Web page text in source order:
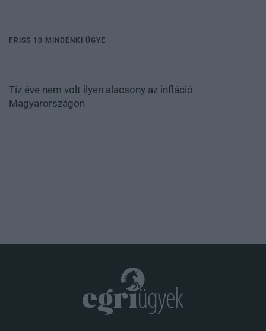
FRISS 10 MINDENKI ÜGYE
Tíz éve nem volt ilyen alacsony az infláció
Magyarországon